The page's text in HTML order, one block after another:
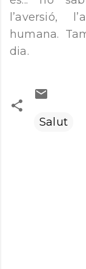
l’aversió,
humana.
dia.
Salut